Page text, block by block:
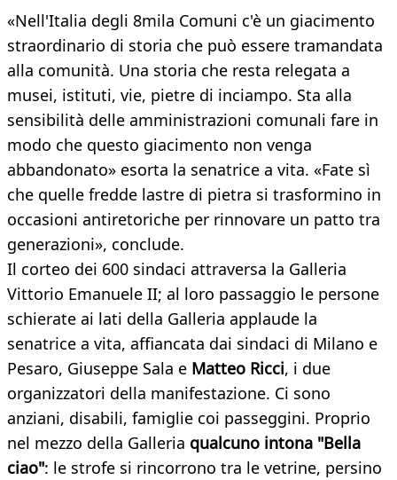
«Nell'Italia degli 8mila Comuni c'è un giacimento
straordinario di storia che può essere tramandata
alla comunità. Una storia che resta relegata a
musei, istituti, vie, pietre di inciampo. Sta alla
sensibilità delle amministrazioni comunali fare in
modo che questo giacimento non venga
abbandonato» esorta la senatrice a vita. «Fate sì
che quelle fredde lastre di pietra si trasformino in
occasioni antiretoriche per rinnovare un patto tra
generazioni», conclude.
Il corteo dei 600 sindaci attraversa la Galleria
Vittorio Emanuele II; al loro passaggio le persone
schierate ai lati della Galleria applaude la
senatrice a vita, affiancata dai sindaci di Milano e
Pesaro, Giuseppe Sala e Matteo Ricci, i due
organizzatori della manifestazione. Ci sono
anziani, disabili, famiglie coi passeggini. Proprio
nel mezzo della Galleria qualcuno intona "Bella
ciao": le strofe si rincorrono tra le vetrine, persino